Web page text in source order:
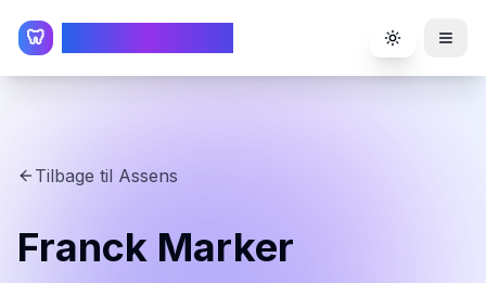
🦷 Toggle
Tilbage til Assens
Franck Marker